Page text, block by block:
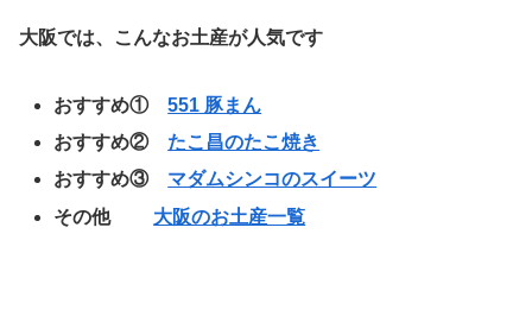
大阪では、こんなお土産が人気です
おすすめ①551 豚まん
おすすめ② たこ昌のたこ焼き
おすすめ③ マダムシンコのスイーツ
その他 大阪のお土産一覧